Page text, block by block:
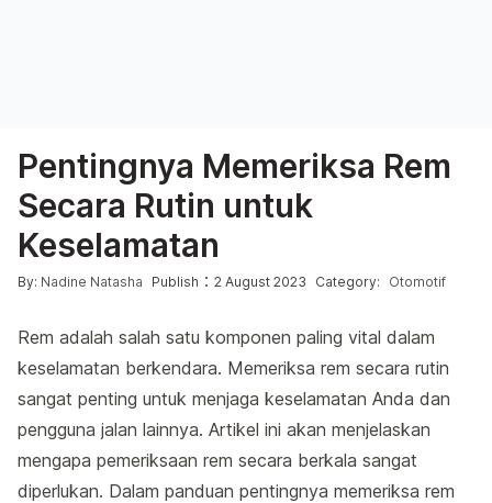
Pentingnya Memeriksa Rem
Secara Rutin untuk
Keselamatan
Posted by
By: Nadine Natasha Publish : 2 August 2023 Posted in
Category: Otomotif
Rem adalah salah satu komponen paling vital dalam
keselamatan berkendara. Memeriksa rem secara rutin
sangat penting untuk menjaga keselamatan Anda dan
pengguna jalan lainnya. Artikel ini akan menjelaskan
mengapa pemeriksaan rem secara berkala sangat
diperlukan. Dalam panduan pentingnya memeriksa rem